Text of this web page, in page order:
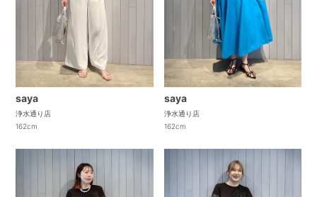
saya
浄水通り店
162cm
saya
浄水通り店
162cm